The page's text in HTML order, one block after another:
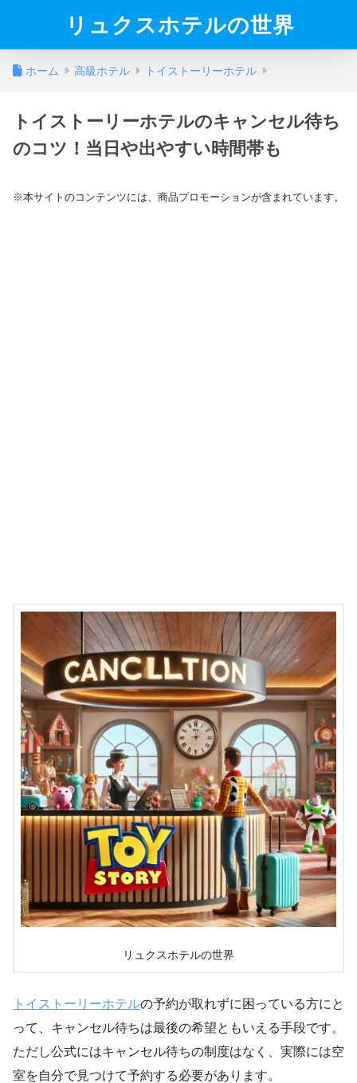
リュクスホテルの世界
ホーム 高級ホテル トイストーリーホテル
トイストーリーホテルのキャンセル待ち
のコツ！当日や出やすい時間帯も
※本サイトのコンテンツには、商品プロモーションが含まれています。
リュクスホテルの世界
トイストーリーホテルの予約が取れずに困っている方にと
って、キャンセル待ちは最後の希望ともいえる手段です。
ただし公式にはキャンセル待ちの制度はなく、実際には空
室を自分で見つけて予約する必要があります。